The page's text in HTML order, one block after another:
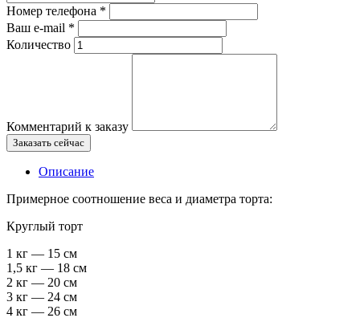
Номер телефона *
Ваш e-mail *
Количество
Комментарий к заказу
Заказать сейчас
Описание
Примерное соотношение веса и диаметра торта:
Круглый торт
1 кг — 15 см
1,5 кг — 18 см
2 кг — 20 см
3 кг — 24 см
4 кг — 26 см